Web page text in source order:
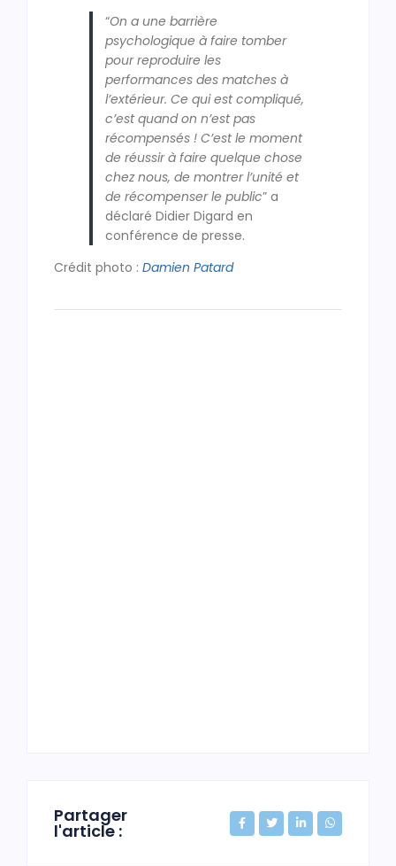
“On a une barrière
psychologique à faire tomber
pour reproduire les
performances des matches à
l’extérieur. Ce qui est compliqué,
c’est quand on n’est pas
récompensés ! C’est le moment
de réussir à faire quelque chose
chez nous, de montrer l’unité et
de récompenser le public” a
déclaré Didier Digard en
conférence de presse.
Crédit photo : Damien Patard
Partager
l'article :